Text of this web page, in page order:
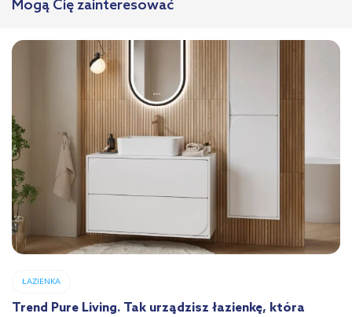
Mogą Cię zainteresować
ŁAZIENKA
Trend Pure Living. Tak urządzisz łazienkę, która